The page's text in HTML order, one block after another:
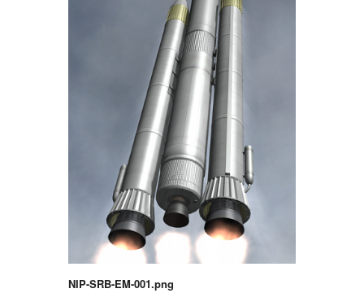
NIP-SRB-EM-001.png